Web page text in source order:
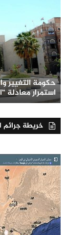
حكومة التغيير
استمرار معادلة
خريطة جرائم